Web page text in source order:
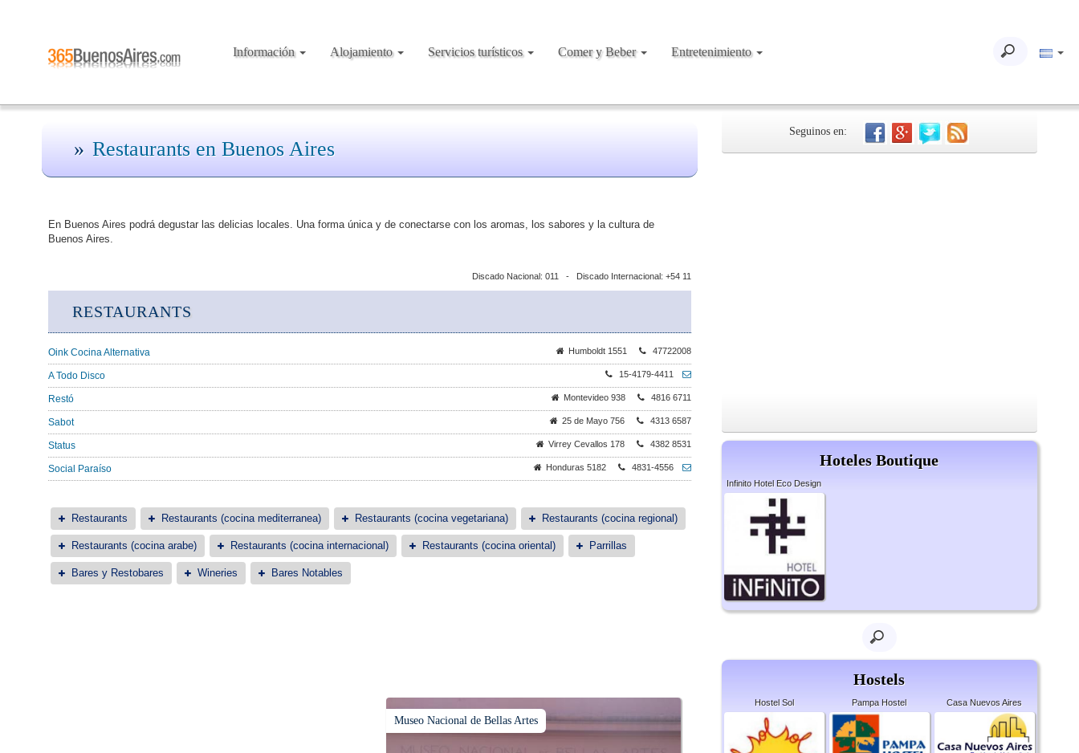
Información Alojamiento Servicios turísticos Comer y Beber Entretenimiento
Restaurants en Buenos Aires
En Buenos Aires podrá degustar las delicias locales. Una forma única y de conectarse con los aromas, los sabores y la cultura de
Buenos Aires.
Discado Nacional: 011 - Discado Internacional: +54 11
RESTAURANTS
Oink Cocina Alternativa Humboldt 1551 47722008
A Todo Disco 15-4179-4411
Restó Montevideo 938 4816 6711
Sabot 25 de Mayo 756 4313 6587
Status Virrey Cevallos 178 4382 8531
Social Paraíso Honduras 5182 4831-4556
Restaurants Restaurants (cocina mediterranea) Restaurants (cocina vegetariana) Restaurants (cocina regional)
Restaurants (cocina arabe) Restaurants (cocina internacional) Restaurants (cocina oriental) Parrillas
Bares y Restobares Wineries Bares Notables
Museo Nacional de Bellas Artes
Seguinos en:
Hoteles Boutique
Infinito Hotel Eco Design
Hostels
Hostel Sol Pampa Hostel Casa Nuevos Aires